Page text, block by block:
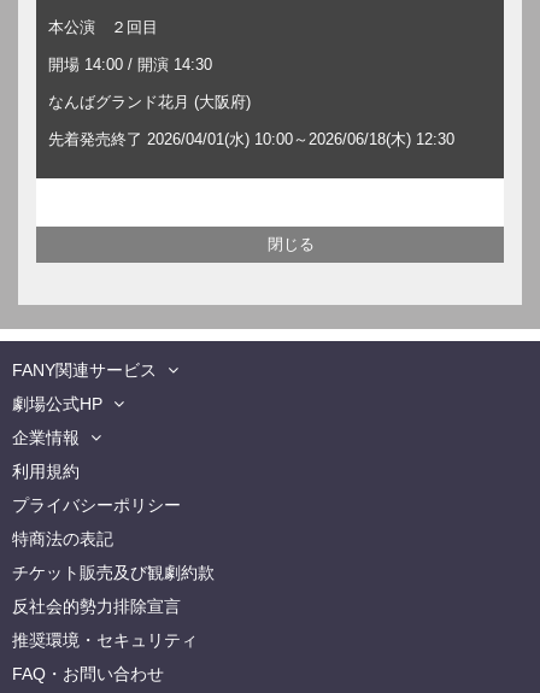
本公演 ２回目
開場 14:00 / 開演 14:30
なんばグランド花月 (大阪府)
先着発売終了 2026/04/01(水) 10:00～2026/06/18(木) 12:30
FANY関連サービス
劇場公式HP
企業情報
利用規約
プライバシーポリシー
特商法の表記
チケット販売及び観劇約款
反社会的勢力排除宣言
推奨環境・セキュリティ
FAQ・お問い合わせ